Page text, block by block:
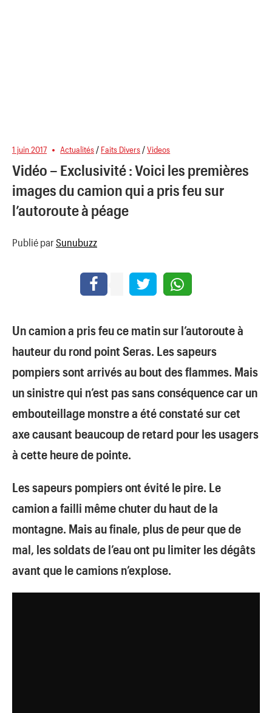
1 juin 2017 Actualités / Faits Divers /Videos
Vidéo – Exclusivité : Voici les premières
images du camion qui a pris feu sur
l’autoroute à péage
Publié par Sunubuzz
Un camion a pris feu ce matin sur l’autoroute à
hauteur du rond point Seras. Les sapeurs
pompiers sont arrivés au bout des flammes. Mais
un sinistre qui n’est pas sans conséquence car un
embouteillage monstre a été constaté sur cet
axe causant beaucoup de retard pour les usagers
à cette heure de pointe.
Les sapeurs pompiers ont évité le pire. Le
camion a failli même chuter du haut de la
montagne. Mais au finale, plus de peur que de
mal, les soldats de l’eau ont pu limiter les dégâts
avant que le camions n’explose.